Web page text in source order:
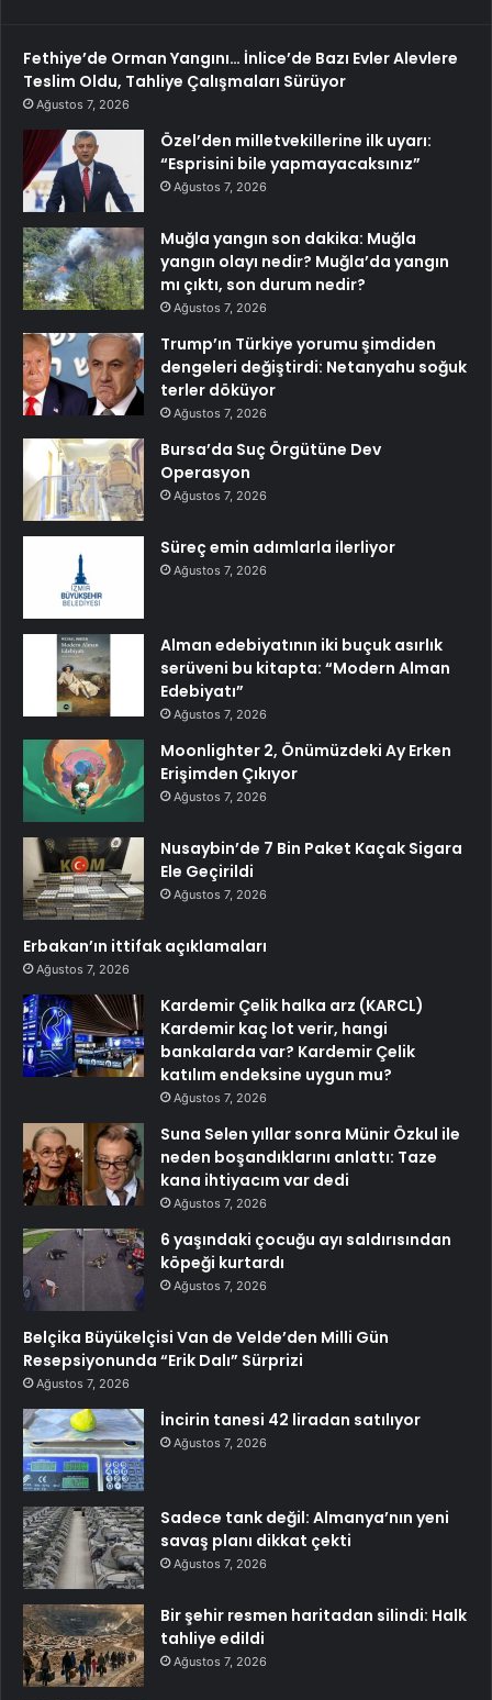
Fethiye’de Orman Yangını… İnlice’de Bazı Evler Alevlere
Teslim Oldu, Tahliye Çalışmaları Sürüyor
Ağustos 7, 2026
Özel’den milletvekillerine ilk uyarı:
“Esprisini bile yapmayacaksınız”
Ağustos 7, 2026
Muğla yangın son dakika: Muğla
yangın olayı nedir? Muğla’da yangın
mı çıktı, son durum nedir?
Ağustos 7, 2026
Trump’ın Türkiye yorumu şimdiden
dengeleri değiştirdi: Netanyahu soğuk
terler döküyor
Ağustos 7, 2026
Bursa’da Suç Örgütüne Dev
Operasyon
Ağustos 7, 2026
Süreç emin adımlarla ilerliyor
Ağustos 7, 2026
Alman edebiyatının iki buçuk asırlık
serüveni bu kitapta: “Modern Alman
Edebiyatı”
Ağustos 7, 2026
Moonlighter 2, Önümüzdeki Ay Erken
Erişimden Çıkıyor
Ağustos 7, 2026
Nusaybin’de 7 Bin Paket Kaçak Sigara
Ele Geçirildi
Ağustos 7, 2026
Erbakan’ın ittifak açıklamaları
Ağustos 7, 2026
Kardemir Çelik halka arz (KARCL)
Kardemir kaç lot verir, hangi
bankalarda var? Kardemir Çelik
katılım endeksine uygun mu?
Ağustos 7, 2026
Suna Selen yıllar sonra Münir Özkul ile
neden boşandıklarını anlattı: Taze
kana ihtiyacım var dedi
Ağustos 7, 2026
6 yaşındaki çocuğu ayı saldırısından
köpeği kurtardı
Ağustos 7, 2026
Belçika Büyükelçisi Van de Velde’den Milli Gün
Resepsiyonunda “Erik Dalı” Sürprizi
Ağustos 7, 2026
İncirin tanesi 42 liradan satılıyor
Ağustos 7, 2026
Sadece tank değil: Almanya’nın yeni
savaş planı dikkat çekti
Ağustos 7, 2026
Bir şehir resmen haritadan silindi: Halk
tahliye edildi
Ağustos 7, 2026